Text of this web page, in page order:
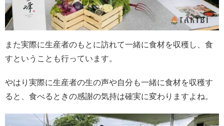
また実際に生産者のもとに訪れて一緒に食材を収穫し、食
すということも行っています。
やはり実際に生産者の生の声や自分も一緒に食材を収穫す
ると、食べるときの感謝の気持は確実に変わりますよね。